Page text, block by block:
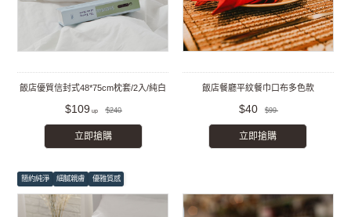
飯店優質信封式48*75cm枕套/2入/純白
$109 $240
立即搶購
飯店餐廳平紋餐巾口布多色款
$40 $99
立即搶購
簡約純淨 細膩親膚 優雅質感